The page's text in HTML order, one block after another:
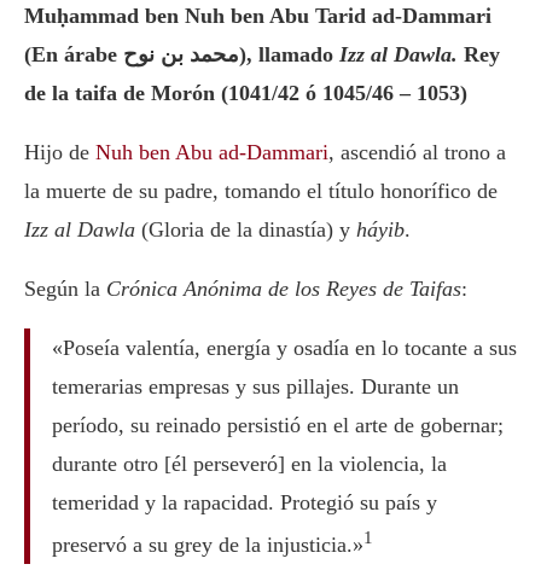
Muḥammad ben Nuh ben Abu Tarid ad-Dammari
(En árabe محمد بن نوح), llamado Izz al Dawla. Rey
de la taifa de Morón (1041/42 ó 1045/46 – 1053)
Hijo de Nuh ben Abu ad-Dammari, ascendió al trono a
la muerte de su padre, tomando el título honorífico de
Izz al Dawla (Gloria de la dinastía) y háyib.
Según la Crónica Anónima de los Reyes de Taifas:
«Poseía valentía, energía y osadía en lo tocante a sus
temerarias empresas y sus pillajes. Durante un
período, su reinado persistió en el arte de gobernar;
durante otro [él perseveró] en la violencia, la
temeridad y la rapacidad. Protegió su país y
preservó a su grey de la injusticia.»1